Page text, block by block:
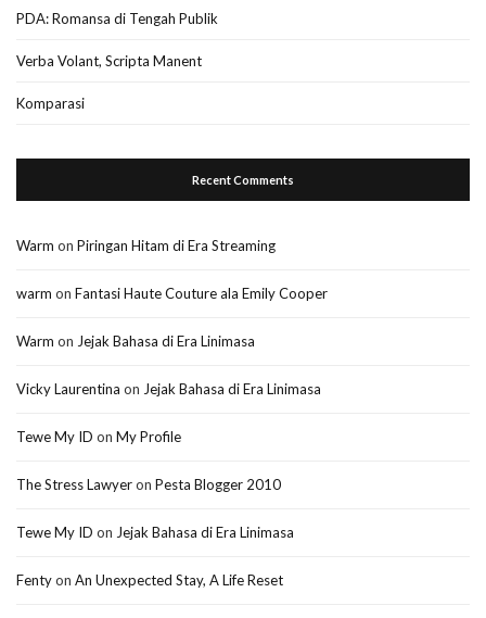
PDA: Romansa di Tengah Publik
Verba Volant, Scripta Manent
Komparasi
Recent Comments
Warm on Piringan Hitam di Era Streaming
warm on Fantasi Haute Couture ala Emily Cooper
Warm on Jejak Bahasa di Era Linimasa
Vicky Laurentina on Jejak Bahasa di Era Linimasa
Tewe My ID on My Profile
The Stress Lawyeron Pesta Blogger 2010
Tewe My ID on Jejak Bahasa di Era Linimasa
Fentyon An Unexpected Stay, A Life Reset